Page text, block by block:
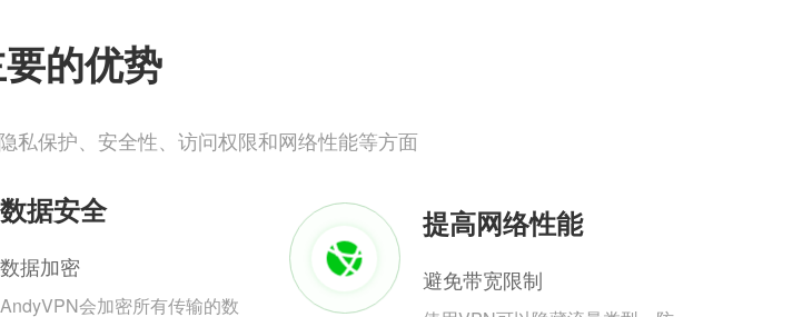
的优势
私保护、安全性、访问权限和网络性能等方面
数据安全
数据加密
AndyVPN会加密所有传输的数
提高网络性能
避免带宽限制